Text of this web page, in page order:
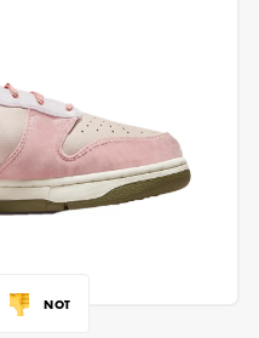
NOT